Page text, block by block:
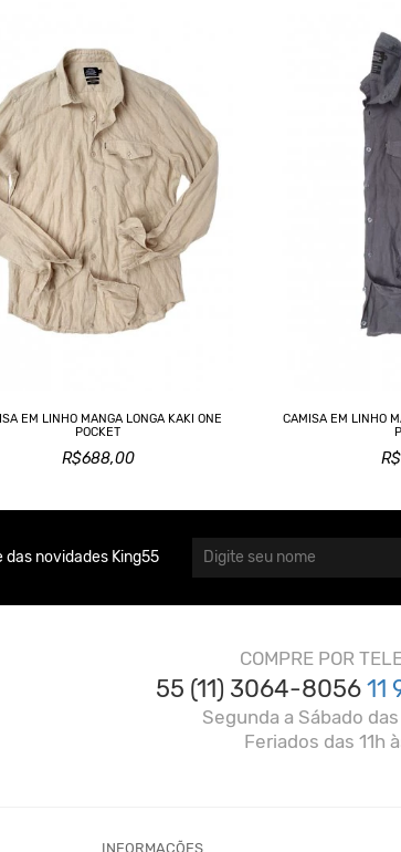
EM LINHO MANGA LONGA KAKI ONE
POCKET
R$688,00
CAMISA EM LINHO
das novidades King55
COMPRE POR
55 (11) 3064-805611
Segunda a Sábado das
Feriados das 11h
INFORMAÇÕES